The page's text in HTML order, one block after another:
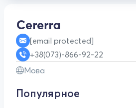
[email protected]
+38(073)-866-92-22
Мова
Популярное